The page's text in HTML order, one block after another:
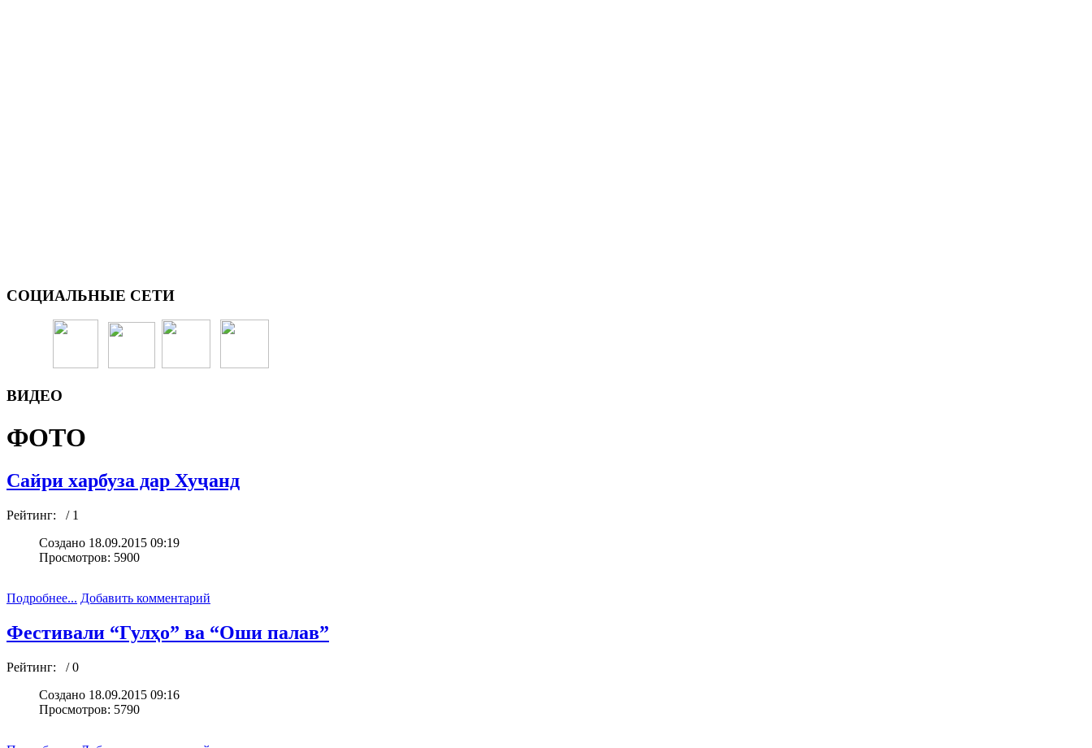
СОЦИАЛЬНЫЕ СЕТИ
ВИДЕО
ФОТО
Сайри харбуза дар Хуҷанд
Рейтинг:
/ 1
Создано 18.09.2015 09:19
Просмотров: 5900
Подробнее... Добавить комментарий
Фестивали “Гулҳо” ва “Оши палав”
Рейтинг:
/ 0
Создано 18.09.2015 09:16
Просмотров: 5790